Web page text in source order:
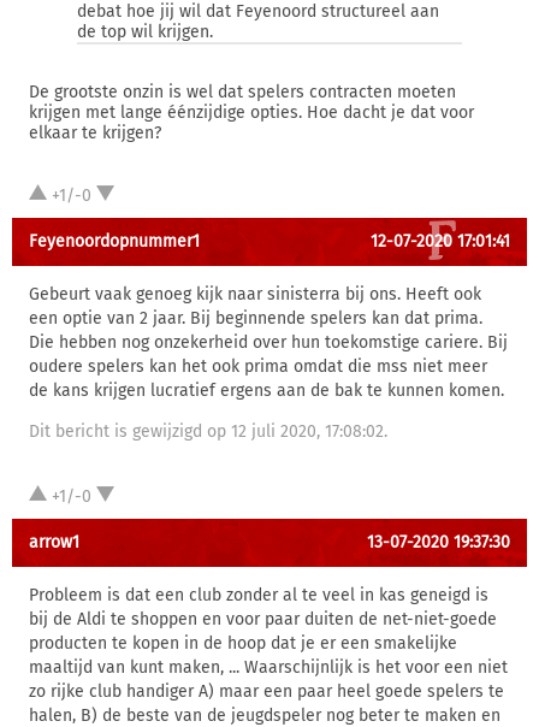
debat hoe jij wil dat Feyenoord structureel aan
de top wil krijgen.
De grootste onzin is wel dat spelers contracten moeten
krijgen met lange éénzijdige opties. Hoe dacht je dat voor
elkaar te krijgen?
+1/-0
Feyenoordopnummer1 12-07-2020 17:01:41
Gebeurt vaak genoeg kijk naar sinisterra bij ons. Heeft ook
een optie van 2 jaar. Bij beginnende spelers kan dat prima.
Die hebben nog onzekerheid over hun toekomstige cariere. Bij
oudere spelers kan het ook prima omdat die mss niet meer
de kans krijgen lucratief ergens aan de bak te kunnen komen.
Dit bericht is gewijzigd op 12 juli 2020, 17:08:02.
+1/-0
arrow1 13-07-2020 19:37:30
Probleem is dat een club zonder al te veel in kas geneigd is
bij de Aldi te shoppen en voor paar duiten de net-niet-goede
producten te kopen in de hoop dat je er een smakelijke
maaltijd van kunt maken, ... Waarschijnlijk is het voor een niet
zo rijke club handiger A) maar een paar heel goede spelers te
halen, B) de beste van de jeugdspeler nog beter te maken en